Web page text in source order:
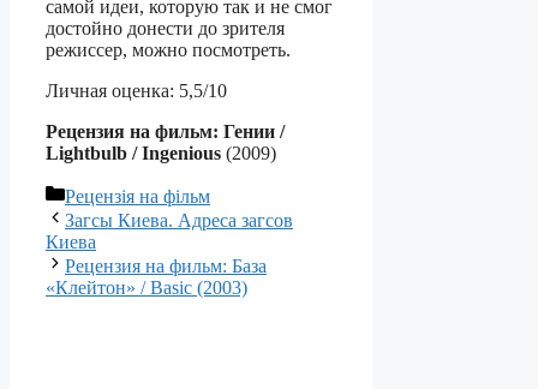
самой идеи, которую так и не смог
достойно донести до зрителя
режиссер, можно посмотреть.
Личная оценка: 5,5/10
Рецензия на фильм: Гении /
Lightbulb / Ingenious (2009)
Категорії
Рецензія на фільм
Загсы Киева. Адреса загсов
Киева
Рецензия на фильм: База
«Клейтон» / Basic (2003)